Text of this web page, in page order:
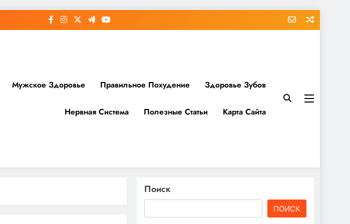
Мужское Здоровье Правильное Похудение Здоровье Зубов
Нервная Система Полезные Статьи Карта Сайта
Поиск
ПОИСК